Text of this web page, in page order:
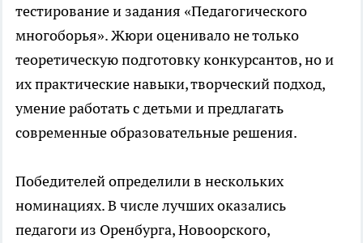
тестирование и задания «Педагогического
многоборья». Жюри оценивало не только
теоретическую подготовку конкурсантов, но и
их практические навыки, творческий подход,
умение работать с детьми и предлагать
современные образовательные решения.
Победителей определили в нескольких
номинациях. В числе лучших оказались
педагоги из Оренбурга, Новоорского,